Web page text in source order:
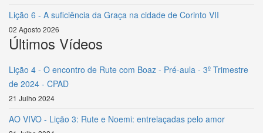
Lição 6 - A suficiência da Graça na cidade de Corinto VII
02 Agosto 2026
Últimos Vídeos
Lição 4 - O encontro de Rute com Boaz - Pré-aula - 3º Trimestre
de 2024 - CPAD
21 Julho 2024
AO VIVO - Lição 3: Rute e Noemi: entrelaçadas pelo amor